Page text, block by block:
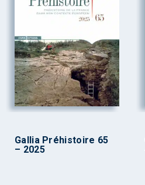
Gallia Préhistoire 65
– 2025